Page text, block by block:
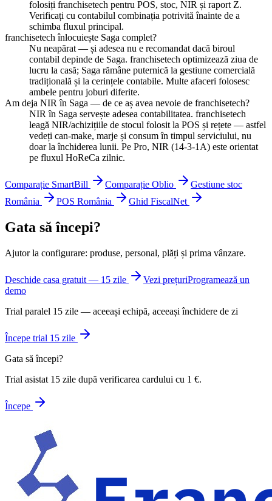
folosiți franchisetech pentru POS, stoc, NIR și raport Z.
Verificați cu contabilul combinația potrivită înainte de a
schimba fluxul principal.
franchisetech înlocuiește Saga complet?
Nu neapărat — și adesea nu e recomandat dacă biroul
contabil depinde de Saga. franchisetech optimizează ziua de
lucru la casă; Saga rămâne puternică la gestiune comercială
tradițională și la cerințele contabile. Multe afaceri folosesc
ambele pentru joburi diferite.
Am deja NIR în Saga — de ce aș avea nevoie de franchisetech?
NIR în Saga servește adesea contabilitatea. franchisetech
leagă NIR/achizițiile de stocul folosit la POS și rețete — astfel
vedeți can-make, marje și consum în timpul serviciului, nu
doar la închiderea lunii. Pe Pro, NIR (14-3-1A) este orientat
pe fluxul HoReCa zilnic.
Comparație SmartBill Comparație Oblio
Gestiune stoc
România
POS România Ghid FiscalNet
Gata să începi?
Ajutor la configurare: produse, personal, plăți și prima vânzare.
Deschide casa gratuit — 15 zile Vezi prețuriProgramează un
demo
Trial paralel 15 zile — aceeași echipă, aceeași închidere de zi
Începe trial 15 zile
Gata să începi?
Trial asistat 15 zile după verificarea cardului cu 1 €.
Începe